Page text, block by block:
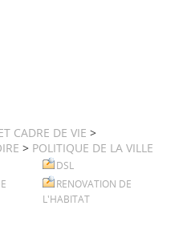
CADRE DE VIE >
> POLITIQUE DE LA VILLE
DSL
RENOVATION DE
L'HABITAT